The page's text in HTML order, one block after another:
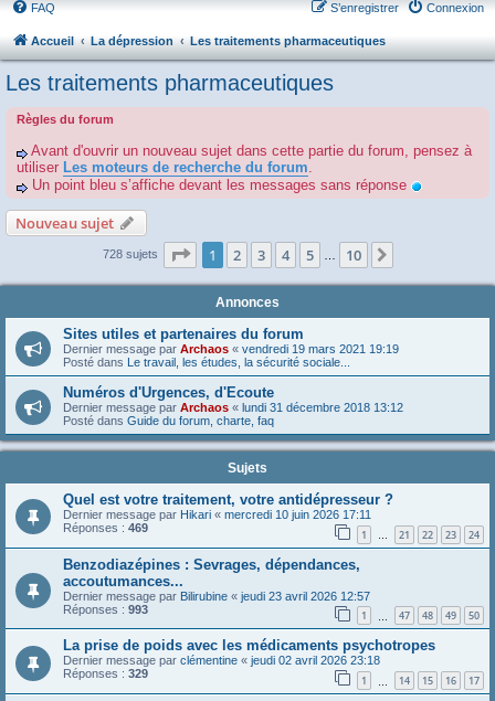
FAQ Connexion
S’enregistrer
Accueil La dépression Les traitements pharmaceutiques
Les traitements pharmaceutiques
Règles du forum
Avant d'ouvrir un nouveau sujet dans cette partie du forum, pensez à
utiliser Les moteurs de recherche du forum.
Un point bleu s’affiche devant les messages sans réponse
Nouveau sujet
728 sujets Page 1sur10
1 2 3 4 5 10
Annonces
Sites utiles et partenaires du forum
Dernier message par Archaos « vendredi 19 mars 2021 19:19
Posté dans Le travail, les études, la sécurité sociale...
Numéros d'Urgences, d'Ecoute
Dernier message par Archaos « lundi 31 décembre 2018 13:12
Posté dans Guide du forum, charte, faq
Sujets
Quel est votre traitement, votre antidépresseur ?
Dernier message par Hikari « mercredi 10 juin 2026 17:11
Réponses : 469 1 … 21 22 23 24
Benzodiazépines : Sevrages, dépendances,
accoutumances...
Dernier message par Bilirubine « jeudi 23 avril 2026 12:57
Réponses : 993 1 47 48 49 50
La prise de poids avec les médicaments psychotropes
Dernier message par clémentine « jeudi 02 avril 2026 23:18
Réponses : 329 1 14 15 16 17